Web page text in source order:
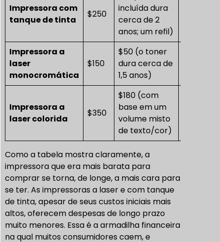
Impressora com
tanque de tinta
$250
incluída dura
cerca de 2
anos; um refil)
Impressora a
laser
monocromática
$150
$50 (o toner
dura cerca de
1,5 anos)
Impressora a
laser colorida
$350
$180 (com
base em um
volume misto
de texto/cor)
Como a tabela mostra claramente, a
impressora que era mais barata para
comprar se torna, de longe, a mais cara para
se ter. As impressoras a laser e com tanque
de tinta, apesar de seus custos iniciais mais
altos, oferecem despesas de longo prazo
muito menores. Essa é a armadilha financeira
na qual muitos consumidores caem, e